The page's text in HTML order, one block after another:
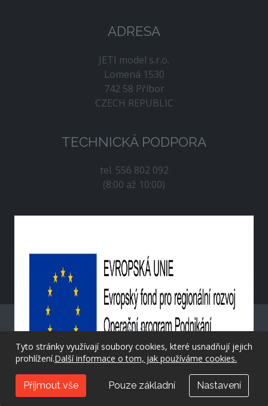
ADRESA
JETI model s.r.o.
Lomená 1530
742 58 Příbor
CZECH REPUBLIC
TECHNICKÁ PODPORA
tel. 556 802 092
(8:00 až 10:00)
2026 ©
created by evolvedsolutions.cz
Tyto stránky využívají soubory cookies, které usnadňují jejich
prohlížení.Další informace o tom, jak používáme cookies.
Příjmout vše Pouze základní Nastavení